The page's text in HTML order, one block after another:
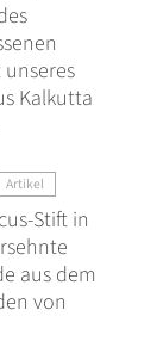
Kalkutta
Artikel
Stift in
aus dem
von